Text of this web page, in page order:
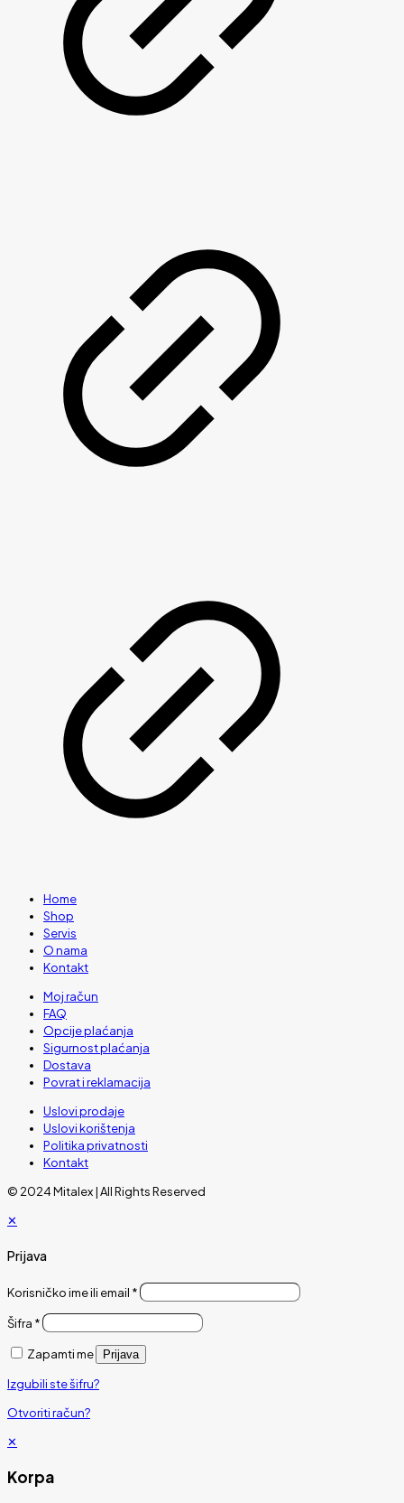
Home
Shop
Servis
O nama
Kontakt
Moj račun
FAQ
Opcije plaćanja
Sigurnost plaćanja
Dostava
Povrat i reklamacija
Uslovi prodaje
Uslovi korištenja
Politika privatnosti
Kontakt
© 2024 Mitalex | All Rights Reserved
✕
Prijava
Korisničko ime ili email *
Šifra *
Zapamti me Prijava
Izgubili ste šifru?
Otvoriti račun?
✕
Korpa